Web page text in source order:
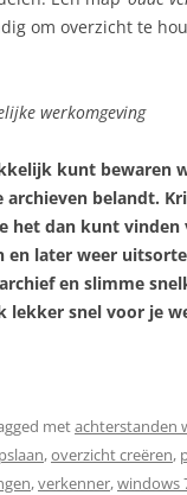
om overzicht te
werkomgeving
kunt bewaren
belandt.
het dan kunt
en later weer
en slimme
lekker snel voor je
metachterstanden
,overzicht creëren,
,verkenner,windows